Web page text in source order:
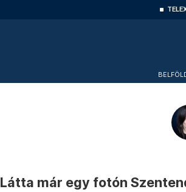
Látta már egy fotón